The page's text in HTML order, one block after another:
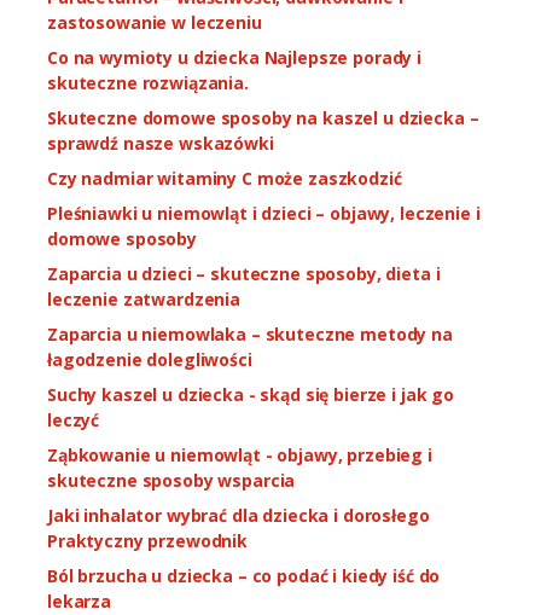
zastosowanie w leczeniu
Co na wymioty u dziecka Najlepsze porady i
skuteczne rozwiązania.
Skuteczne domowe sposoby na kaszel u dziecka –
sprawdź nasze wskazówki
Czy nadmiar witaminy C może zaszkodzić
Pleśniawki u niemowląt i dzieci – objawy, leczenie i
domowe sposoby
Zaparcia u dzieci – skuteczne sposoby, dieta i
leczenie zatwardzenia
Zaparcia u niemowlaka – skuteczne metody na
łagodzenie dolegliwości
Suchy kaszel u dziecka - skąd się bierze i jak go
leczyć
Ząbkowanie u niemowląt - objawy, przebieg i
skuteczne sposoby wsparcia
Jaki inhalator wybrać dla dziecka i dorosłego
Praktyczny przewodnik
Ból brzucha u dziecka – co podać i kiedy iść do
lekarza